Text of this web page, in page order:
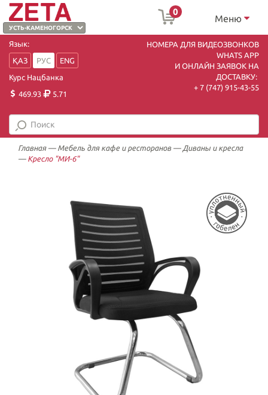
0
Меню
Язык:
ҚАЗ
РУС
ENG
Курс Нацбанка
469.93
5.71
НОМЕРА ДЛЯ ВИДЕОЗВОНКОВ
WHATS APP
И ОНЛАЙН ЗАЯВОК НА
ДОСТАВКУ:
+ 7 (747) 915-43-55
Главная— Мебель для кафе и ресторанов — Диваны и кресла
— Кресло "МИ-6"